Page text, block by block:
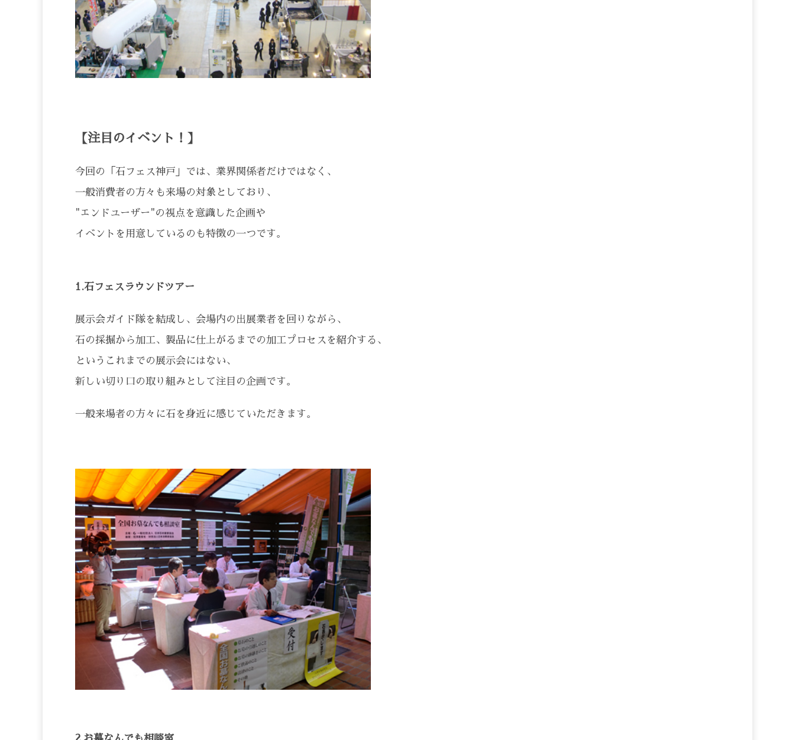
【注目のイベント！】
今回の「石フェス神戸」では、業界関係者だけではなく、
一般消費者の方々も来場の対象としており、
"エンドユーザー"の視点を意識した企画や
イベントを用意しているのも特徴の一つです。
1.石フェスラウンドツアー
展示会ガイド隊を結成し、会場内の出展業者を回りながら、
石の採掘から加工、製品に仕上がるまでの加工プロセスを紹介する、
というこれまでの展示会にはない、
新しい切り口の取り組みとして注目の企画です。
一般来場者の方々に石を身近に感じていただきます。